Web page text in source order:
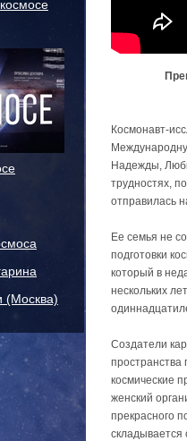
(Москва)
Космонавт-
Надежды,
трудностях,
отправилась
Ее семья не
подготовки
который в
нескольких
Создатели
пространства
космические
женский
прекрасного
складывается